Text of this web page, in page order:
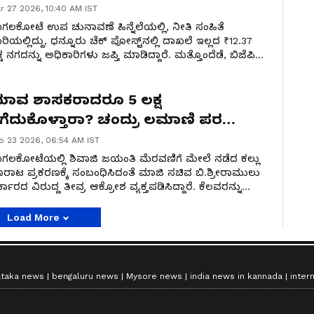
27 2026, 10:40 AM IST
ಉಪ ಚುನಾವಣೆ ಹಿನ್ನೆಲೆಯಲ್ಲಿ, ನೀತಿ ಸಂಹಿತೆ
ಧನ್ನೂರು ಚೆಕ್ ಪೋಸ್ಟ್‌ನಲ್ಲಿ ದಾಖಲೆ ಇಲ್ಲದ ₹12.37
ನಗದನ್ನು ಅಧಿಕಾರಿಗಳು ಜಪ್ತಿ ಮಾಡಿದ್ದಾರೆ. ಮತ್ತೊಂದೆಡೆ, ಬಿಜೆಪಿ
ಶಾಸಕರಾದರೂ 5 ಲಕ್ಷ
ಚಂದ್ರು ಲಮಾಣಿ ಪರ
ಬ್ಯಾಟಿಂಗ್
23 2026, 06:54 AM IST
ಶಿವಾಜಿ ಜಯಂತಿ ಮೆರವಣಿಗೆ ಮೇಲೆ ನಡೆದ ಕಲ್ಲು
ಪ್ರಕರಣಕ್ಕೆ ಸಂಬಂಧಿಸಿದಂತೆ ಮಾಜಿ ಸಚಿವ ಬಿ.ಶ್ರೀರಾಮುಲು
ವಿರುದ್ಧ ತೀವ್ರ ಆಕ್ರೋಶ ವ್ಯಕ್ತಪಡಿಸಿದ್ದಾರೆ. ಕೆಲವರನ್ನು
Load More
news bengaluru news Mysore news india news in kannada